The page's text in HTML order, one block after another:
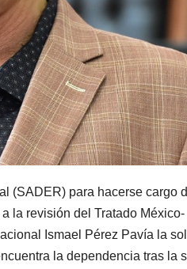
(SADER) para hacerse cargo
la revisión del Tratado México-
Ismael Pérez Pavía la
la dependencia tras la